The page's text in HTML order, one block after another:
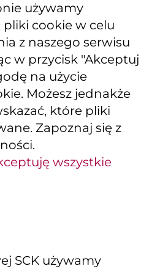
używamy
cookie w celu
z naszego serwisu
w przycisk "Akceptuj
na użycie
Możesz jednakże
które pliki
Zapoznaj się z
wszystkie
SCK używamy